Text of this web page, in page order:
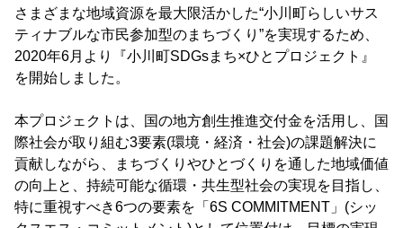
さまざまな地域資源を最大限活かした“小川町らしいサス
ティナブルな市民参加型のまちづくり”を実現するため、
2020年6月より『小川町SDGsまち×ひとプロジェクト』
を開始しました。
本プロジェクトは、国の地方創生推進交付金を活用し、国
際社会が取り組む3要素(環境・経済・社会)の課題解決に
貢献しながら、まちづくりやひとづくりを通した地域価値
の向上と、持続可能な循環・共生型社会の実現を目指し、
特に重視すべき6つの要素を「6S COMMITMENT」(シッ